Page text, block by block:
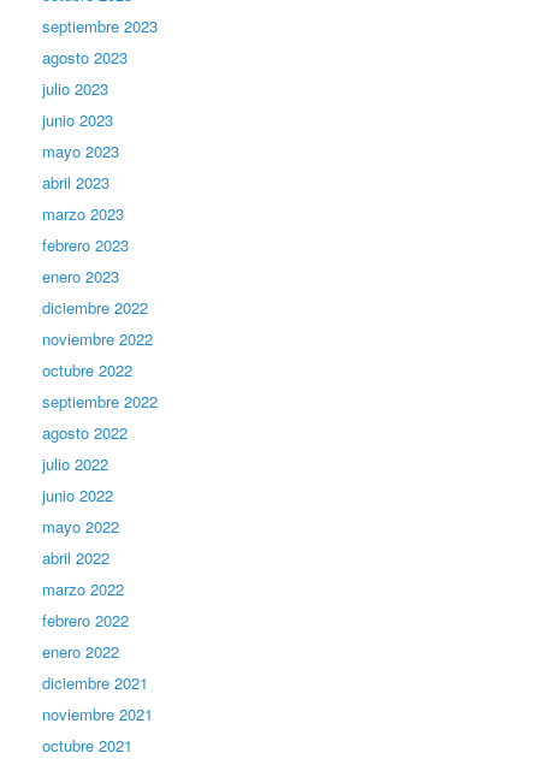
septiembre 2023
agosto 2023
julio 2023
junio 2023
mayo 2023
abril 2023
marzo 2023
febrero 2023
enero 2023
diciembre 2022
noviembre 2022
octubre 2022
septiembre 2022
agosto 2022
julio 2022
junio 2022
mayo 2022
abril 2022
marzo 2022
febrero 2022
enero 2022
diciembre 2021
noviembre 2021
octubre 2021